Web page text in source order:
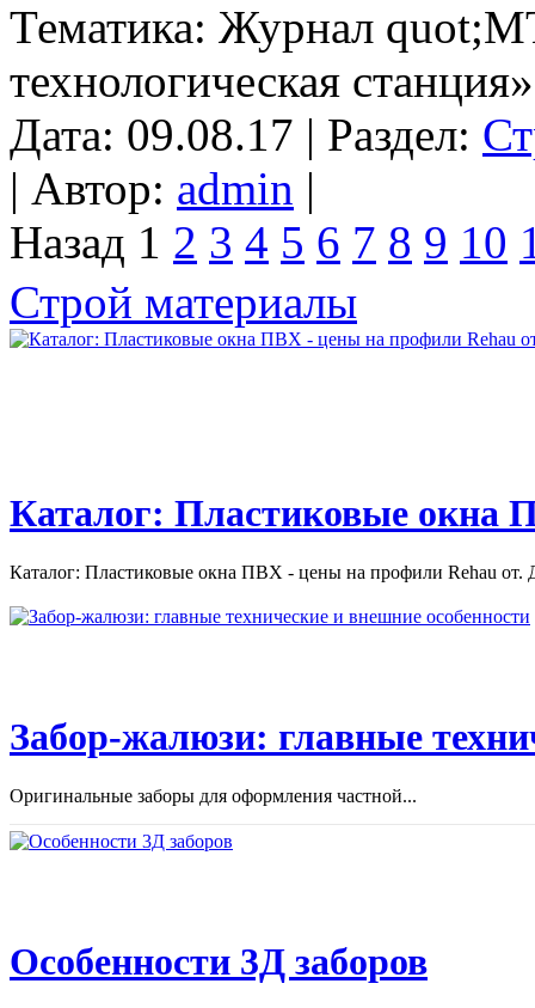
Тематика: Журнал
технологическая
Дата: 09.08.17 | Раздел:
| Автор: admin |
Назад 1 2 3 4 5 6 7 8 9 10
Строй материалы
Каталог: Пластиковые окна
Каталог: Пластиковые окна ПВХ - цены на профили Rehau от.
Забор-жалюзи: главные
Оригинальные заборы для оформления частной...
Особенности 3Д заборов